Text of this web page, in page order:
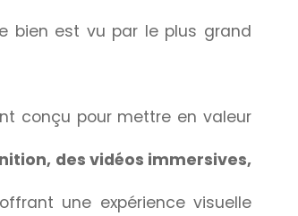
bien est vu par le plus grand
conçu pour mettre en valeur
des vidéos immersives,
une expérience visuelle